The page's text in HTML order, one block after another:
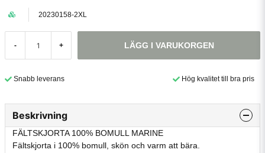
20230158-2XL
- + LÄGG I VARUKORGEN
Snabb leverans Hög kvalitet till bra pris
Beskrivning
FÄLTSKJORTA 100% BOMULL MARINE
Fältskjorta i 100% bomull, skön och varm att bära.